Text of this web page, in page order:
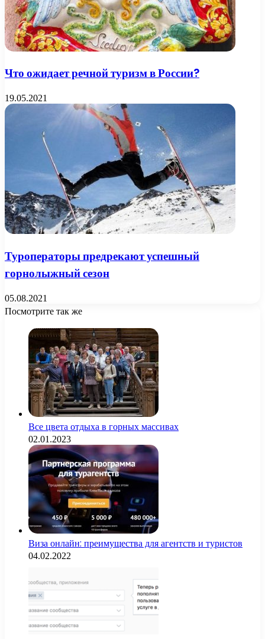
Что ожидает речной туризм в России?
19.05.2021
Туроператоры предрекают успешный
горнолыжный сезон
05.08.2021
Посмотрите так же
Все цвета отдыха в горных массивах
02.01.2023
Виза онлайн: преимущества для агентств и туристов
04.02.2022